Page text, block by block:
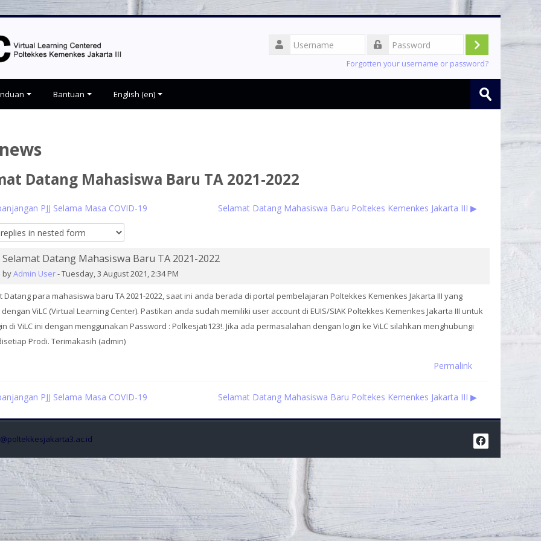
Username
Log
Forgotten your username or password?
Bantuan English ‎(en)‎ Submit
Datang Mahasiswa Baru TA 2021-2022
PJJ Selama Masa COVID-19 Selamat Datang Mahasiswa Baru Poltekes Kemenkes Jakarta III ▶︎
Selamat Datang Mahasiswa Baru TA 2021-2022
byAdmin User-Tuesday, 3 August 2021, 2:34 PM
Number
of
Datang para mahasiswa baru TA 2021-2022, saat ini anda berada di portal pembelajaran Poltekkes Kemenkes Jakarta III yang
ViLC (Virtual Learning Center). Pastikan anda sudah memiliki user account di EUIS/SIAK Poltekkes Kemenkes Jakarta III untuk
di ViLC ini dengan menggunakan Password : Polkesjati123!. Jika ada permasalahan dengan login ke ViLC silahkan menghubungi
Prodi. Terimakasih (admin)
Permalink
PJJ Selama Masa COVID-19 Selamat Datang Mahasiswa Baru Poltekes Kemenkes Jakarta III ▶︎